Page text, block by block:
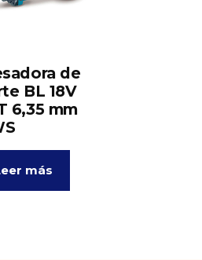
de
BL 18V
6,35 mm
más